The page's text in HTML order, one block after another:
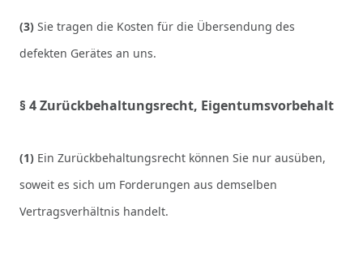
(3) Sie tragen die Kosten für die Übersendung des
defekten Gerätes an uns.
§ 4 Zurückbehaltungsrecht, Eigentumsvorbehalt
(1) Ein Zurückbehaltungsrecht können Sie nur ausüben,
soweit es sich um Forderungen aus demselben
Vertragsverhältnis handelt.